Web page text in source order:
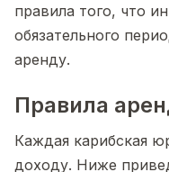
правила того, что
обязательного
аренду.
Правила
Каждая карибская
доходу. Ниже